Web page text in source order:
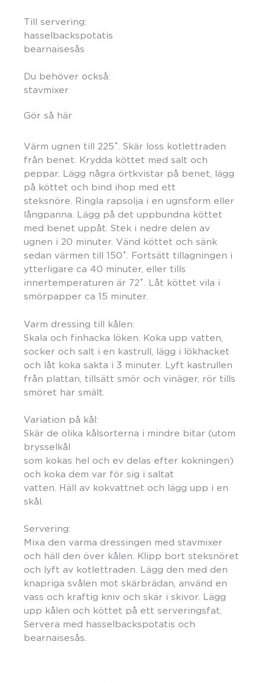
Till servering:
hasselbackspotatis
bearnaisesås
Du behöver också:
stavmixer
Gör så här
Värm ugnen till 225˚. Skär loss kotlettraden
från benet. Krydda köttet med salt och
peppar. Lägg några örtkvistar på benet, lägg
på köttet och bind ihop med ett
steksnöre. Ringla rapsolja i en ugnsform eller
långpanna. Lägg på det uppbundna köttet
med benet uppåt. Stek i nedre delen av
ugnen i 20 minuter. Vänd köttet och sänk
sedan värmen till 150˚. Fortsätt tillagningen i
ytterligare ca 40 minuter, eller tills
innertemperaturen är 72˚. Låt köttet vila i
smörpapper ca 15 minuter.
Varm dressing till kålen:
Skala och finhacka löken. Koka upp vatten,
socker och salt i en kastrull, lägg i lökhacket
och låt koka sakta i 3 minuter. Lyft kastrullen
från plattan, tillsätt smör och vinäger, rör tills
smöret har smält.
Variation på kål:
Skär de olika kålsorterna i mindre bitar (utom
brysselkål
som kokas hel och ev delas efter kokningen)
och koka dem var för sig i saltat
vatten. Häll av kokvattnet och lägg upp i en
skål.
Servering:
Mixa den varma dressingen med stavmixer
och häll den över kålen. Klipp bort steksnöret
och lyft av kotlettraden. Lägg den med den
knapriga svålen mot skärbrädan, använd en
vass och kraftig kniv och skär i skivor. Lägg
upp kålen och köttet på ett serveringsfat.
Servera med hasselbackspotatis och
bearnaisesås.